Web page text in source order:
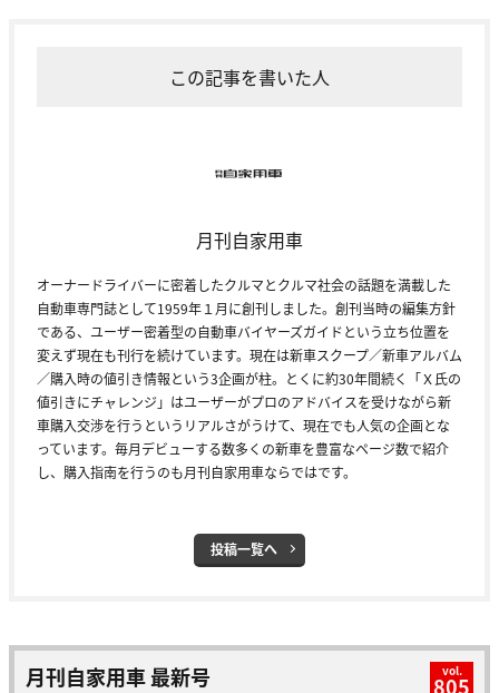
この記事を書いた人
月刊自家用車
オーナードライバーに密着したクルマとクルマ社会の話題を満載した
自動車専門誌として1959年１月に創刊しました。創刊当時の編集方針
である、ユーザー密着型の自動車バイヤーズガイドという立ち位置を
変えず現在も刊行を続けています。現在は新車スクープ／新車アルバム
／購入時の値引き情報という3企画が柱。とくに約30年間続く「Ｘ氏の
値引きにチャレンジ」はユーザーがプロのアドバイスを受けながら新
車購入交渉を行うというリアルさがうけて、現在でも人気の企画とな
っています。毎月デビューする数多くの新車を豊富なページ数で紹介
し、購入指南を行うのも月刊自家用車ならではです。
投稿一覧へ
月刊自家用車 最新号 vol.
805